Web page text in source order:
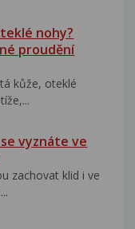
nohy?
proudění
kůže, oteklé
se vyznáte ve
zachovat klid i ve